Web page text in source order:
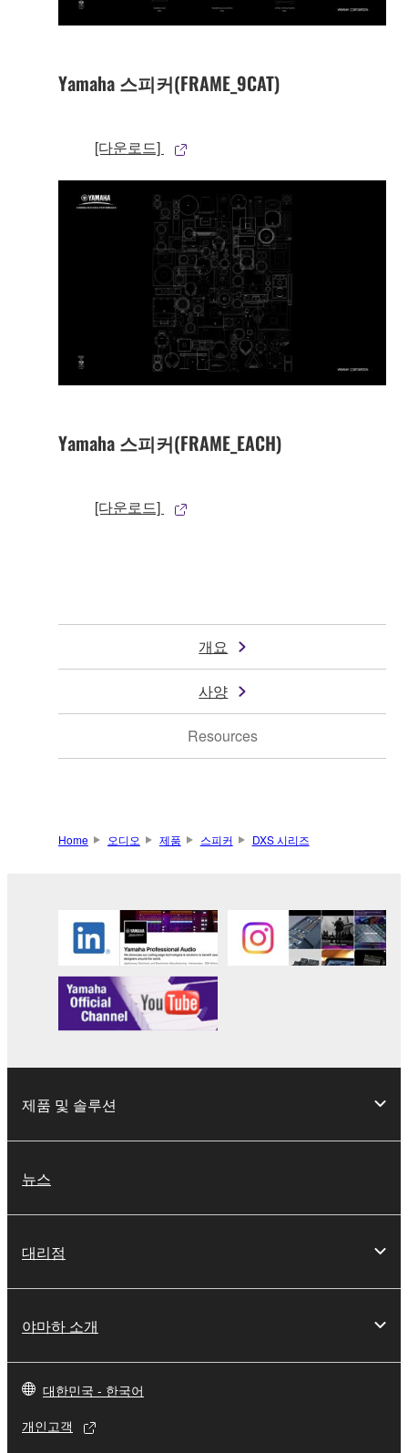
Yamaha 스피커(FRAME_9CAT)
[다운로드]
Yamaha 스피커(FRAME_EACH)
[다운로드]
개요
사양
Resources
Home 오디오 제품 스피커 DXS 시리즈
제품 및 솔루션
뉴스
대리점
야마하 소개
대한민국 - 한국어
개인고객